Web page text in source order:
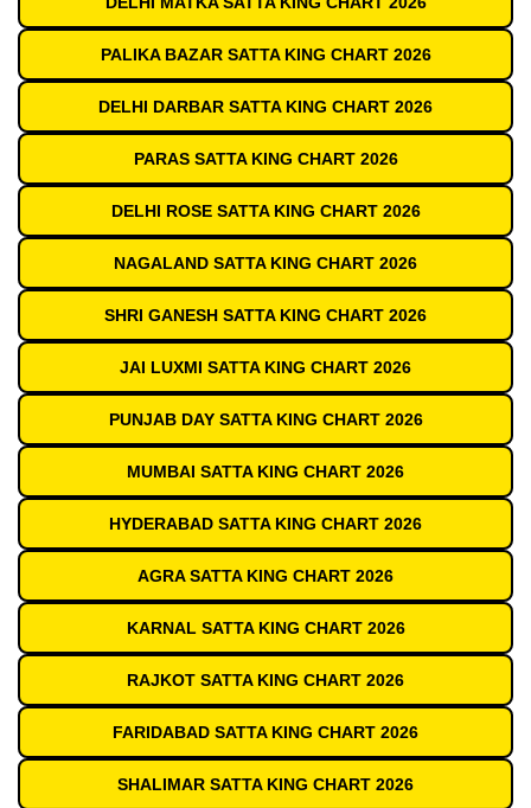
PALIKA BAZAR SATTA KING CHART 2026
DELHI DARBAR SATTA KING CHART 2026
PARAS SATTA KING CHART 2026
DELHI ROSE SATTA KING CHART 2026
NAGALAND SATTA KING CHART 2026
SHRI GANESH SATTA KING CHART 2026
JAI LUXMI SATTA KING CHART 2026
PUNJAB DAY SATTA KING CHART 2026
MUMBAI SATTA KING CHART 2026
HYDERABAD SATTA KING CHART 2026
AGRA SATTA KING CHART 2026
KARNAL SATTA KING CHART 2026
RAJKOT SATTA KING CHART 2026
FARIDABAD SATTA KING CHART 2026
SHALIMAR SATTA KING CHART 2026